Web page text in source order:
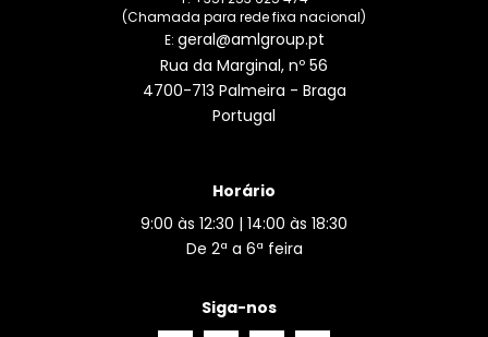
(Chamada para rede fixa nacional)
E: geral@amlgroup.pt
Rua da Marginal, nº 56
4700-713 Palmeira - Braga
Portugal
Horário
9:00 às 12:30 | 14:00 às 18:30
De 2ª a 6ª feira
Siga-nos